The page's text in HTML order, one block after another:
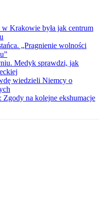
Krakowie była jak centrum
„Pragnienie wolności
Medyk sprawdzi, jak
wiedzieli Niemcy o
na kolejne ekshumacje